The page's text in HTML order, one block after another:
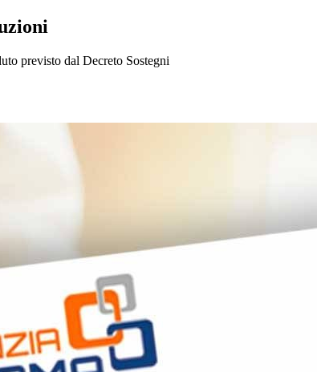
previsto dal Decreto Sostegni